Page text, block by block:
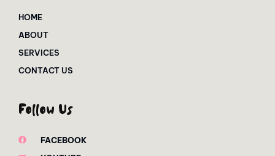
HOME
ABOUT
SERVICES
CONTACT US
Follow Us
FACEBOOK